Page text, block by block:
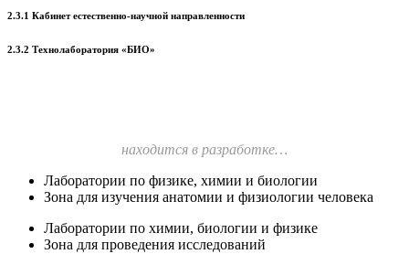
2.3.1 Кабинет естественно-научной направленности
2.3.2 Технолаборатория «БИО»
находится в разработке…
Лаборатории по физике, химии и биологии
Зона для изучения анатомии и физиологии человека
Лаборатории по химии, биологии и физике
Зона для проведения исследований